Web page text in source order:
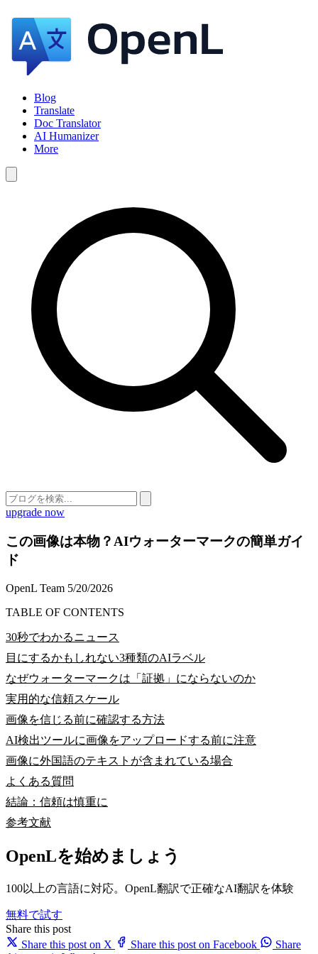
Blog
Translate
Doc Translator
AI Humanizer
More
upgrade now
この画像は本物？AIウォーターマークの簡単ガイ
ド
OpenL Team 5/20/2026
TABLE OF CONTENTS
30秒でわかるニュース
目にするかもしれない3種類のAIラベル
なぜウォーターマークは「証拠」にならないのか
実用的な信頼スケール
画像を信じる前に確認する方法
AI検出ツールに画像をアップロードする前に注意
画像に外国語のテキストが含まれている場合
よくある質問
結論：信頼は慎重に
参考文献
OpenLを始めましょう
100以上の言語に対応。OpenL翻訳で正確なAI翻訳を体験
無料で試す
Share this post
Share this post on X
Share this post on Facebook
Share